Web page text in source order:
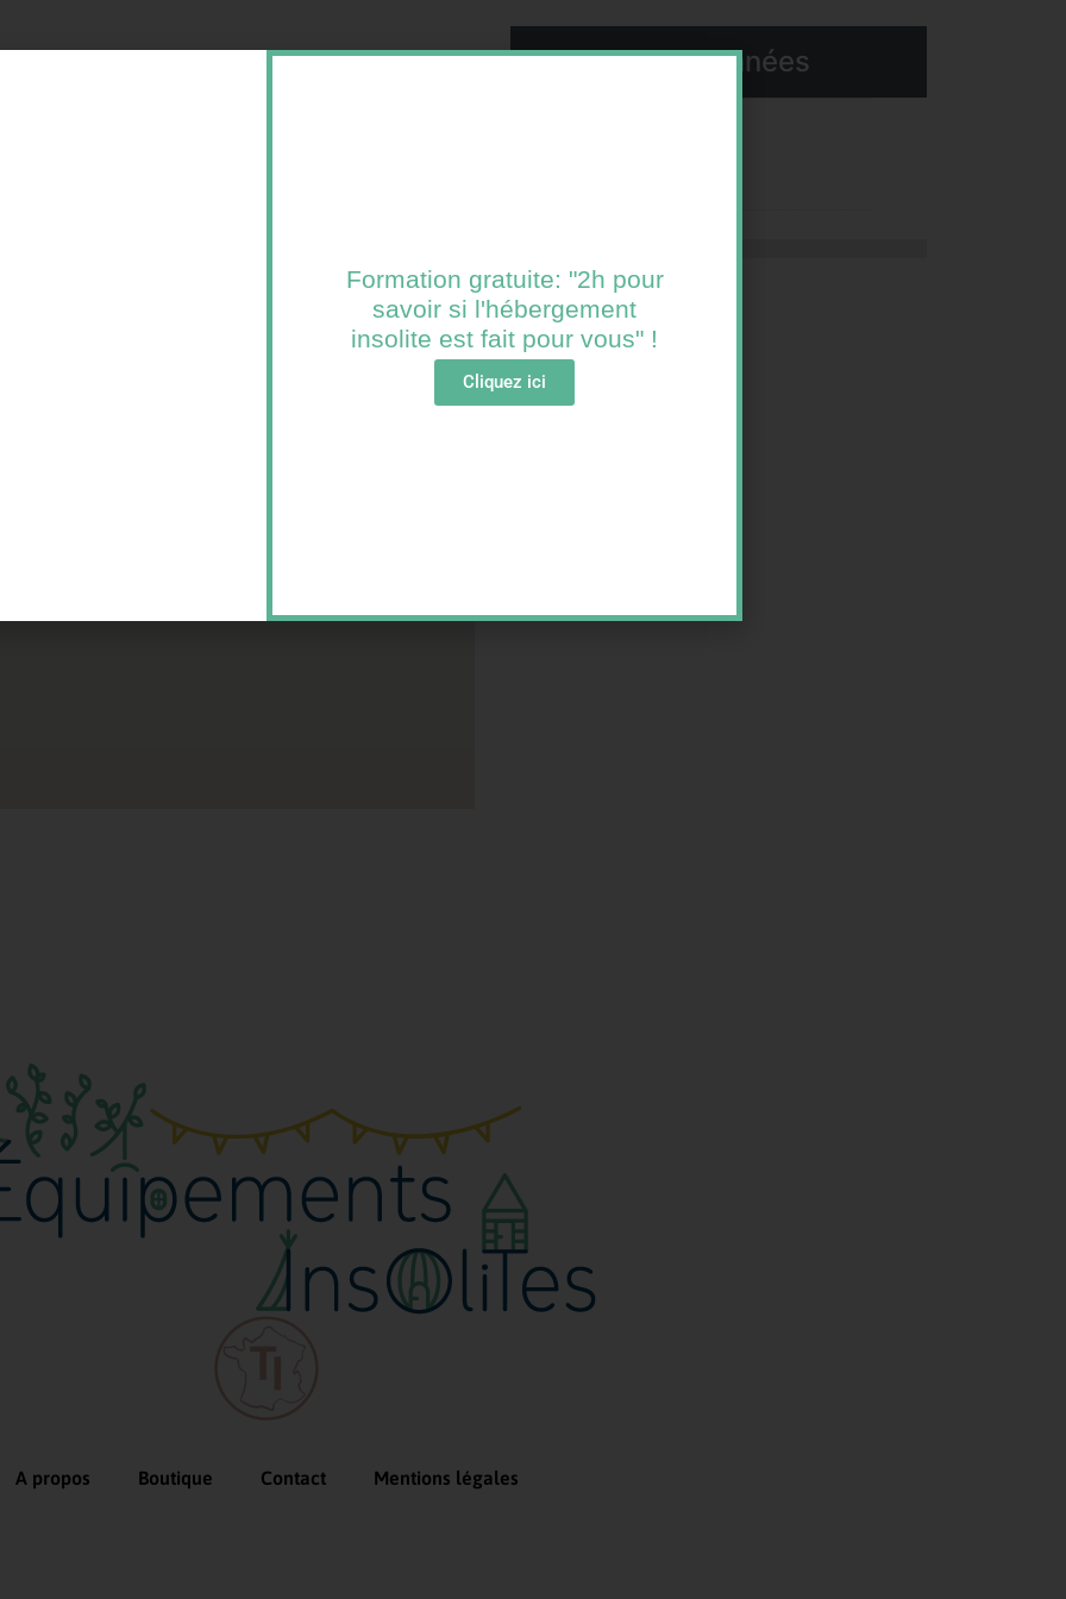
que vous partagerez avant tout avec l’élu(e) de
Coordonnées
A propos Boutique Contact Mentions légales
Formation gratuite: "2h pour
savoir si l'hébergement
insolite est fait pour vous" !
Cliquez ici